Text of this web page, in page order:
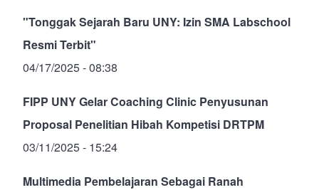
"Tonggak Sejarah Baru UNY: Izin SMA Labschool
Resmi Terbit"
04/17/2025 - 08:38
FIPP UNY Gelar Coaching Clinic Penyusunan
Proposal Penelitian Hibah Kompetisi DRTPM
03/11/2025 - 15:24
Multimedia Pembelajaran Sebagai Ranah